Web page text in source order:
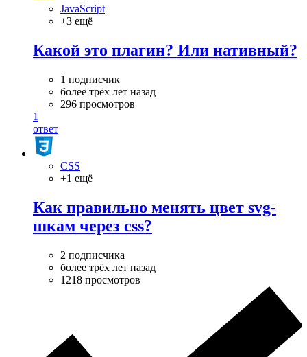
JavaScript
+3 ещё
Какой это плагин? Или нативный?
1 подписчик
более трёх лет назад
296 просмотров
1
ответ
CSS
+1 ещё
Как правильно менять цвет svg-
шкам через css?
2 подписчика
более трёх лет назад
1218 просмотров